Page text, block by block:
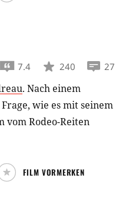
7.4 240 27
. Nach einem
wie es mit seinem
vom Rodeo-Reiten
FILM VORMERKEN